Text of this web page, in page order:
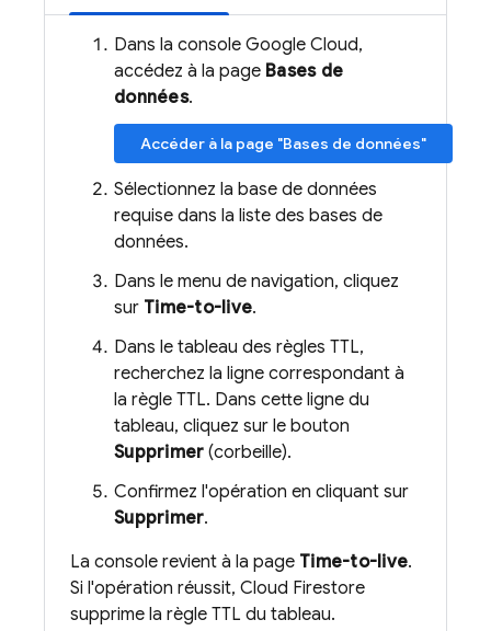
Dans la console Google Cloud,
accédez à la page Bases de
données.
Accéder à la page "Bases de données"
Sélectionnez la base de données
requise dans la liste des bases de
données.
Dans le menu de navigation, cliquez
sur Time-to-live.
Dans le tableau des règles TTL,
recherchez la ligne correspondant à
la règle TTL. Dans cette ligne du
tableau, cliquez sur le bouton
Supprimer (corbeille).
Confirmez l'opération en cliquant sur
Supprimer.
La console revient à la page Time-to-live.
Si l'opération réussit, Cloud Firestore
supprime la règle TTL du tableau.